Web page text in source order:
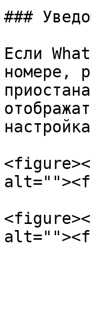
###
Если
номере,